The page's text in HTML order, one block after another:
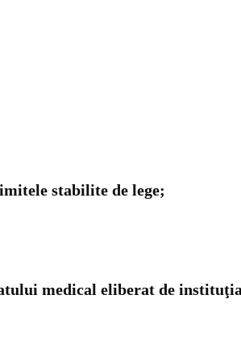
stabilite de lege;
medical eliberat de